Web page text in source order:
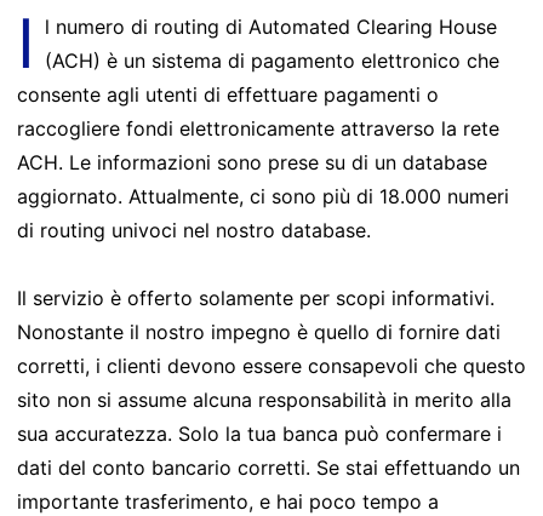
I
l numero di routing di Automated Clearing House
(ACH) è un sistema di pagamento elettronico che
consente agli utenti di effettuare pagamenti o
raccogliere fondi elettronicamente attraverso la rete
ACH. Le informazioni sono prese su di un database
aggiornato. Attualmente, ci sono più di 18.000 numeri
di routing univoci nel nostro database.
Il servizio è offerto solamente per scopi informativi.
Nonostante il nostro impegno è quello di fornire dati
corretti, i clienti devono essere consapevoli che questo
sito non si assume alcuna responsabilità in merito alla
sua accuratezza. Solo la tua banca può confermare i
dati del conto bancario corretti. Se stai effettuando un
importante trasferimento, e hai poco tempo a